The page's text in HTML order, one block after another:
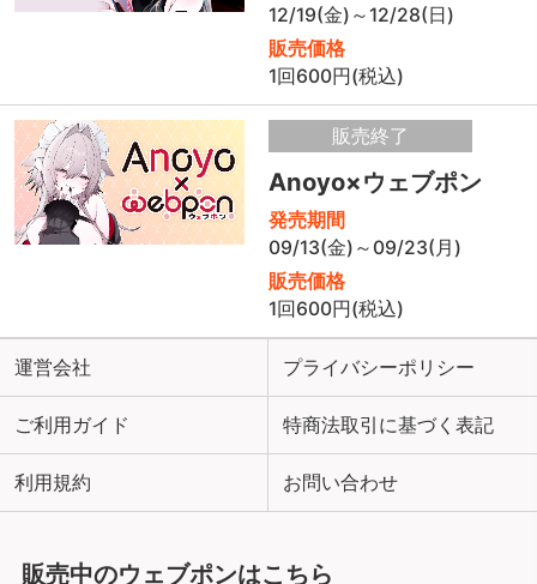
12/19(金)～12/28(日)
販売価格
1回600円(税込)
販売終了
Anoyo×ウェブポン
発売期間
09/13(金)～09/23(月)
販売価格
1回600円(税込)
運営会社 プライバシーポリシー
ご利用ガイド 特商法取引に基づく表記
利用規約 お問い合わせ
販売中のウェブポンはこちら